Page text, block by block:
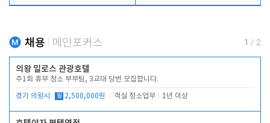
채용 메인포커스 1 / 2
의왕 밀로스 관광호텔
주1회 휴무 청소 부부팀, 3교대 당번 모집합니다.
경기 의왕시 월 2,500,000원 객실 청소업무 1년 이상